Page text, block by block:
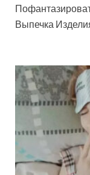
Выпечка